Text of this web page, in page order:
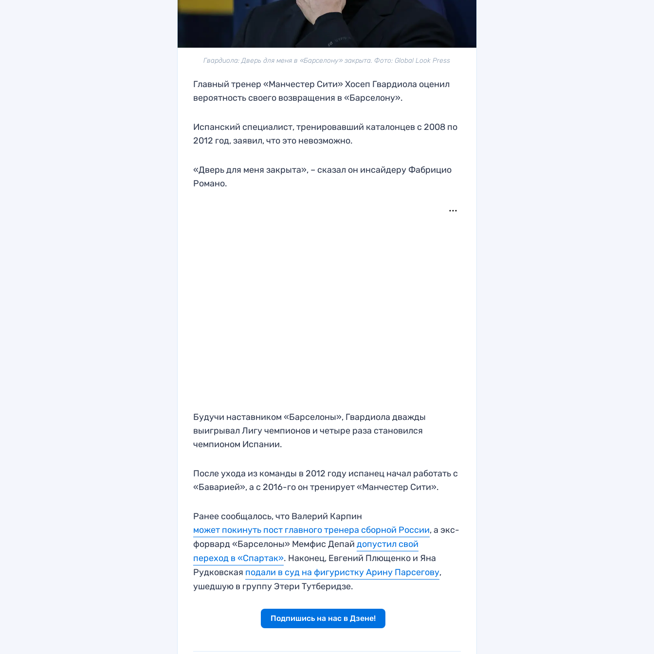
Гвардиола: Дверь для меня в «Барселону» закрыта. Фото: Global Look Press
Главный тренер «Манчестер Сити» Хосеп Гвардиола оценил
вероятность своего возвращения в «Барселону».
Испанский специалист, тренировавший каталонцев с 2008 по
2012 год, заявил, что это невозможно.
«Дверь для меня закрыта», – сказал он инсайдеру Фабрицио
Романо.
Будучи наставником «Барселоны», Гвардиола дважды
выигрывал Лигу чемпионов и четыре раза становился
чемпионом Испании.
После ухода из команды в 2012 году испанец начал работать с
«Баварией», а с 2016-го он тренирует «Манчестер Сити».
Ранее сообщалось, что Валерий Карпин
может покинуть пост главного тренера сборной России, а экс-
форвард «Барселоны» Мемфис Депайдопустил свой
переход в «Спартак». Наконец, Евгений Плющенко и Яна
Рудковская подали в суд на фигуристку Арину Парсегову,
ушедшую в группу Этери Тутберидзе.
Подпишись на нас в Дзене!